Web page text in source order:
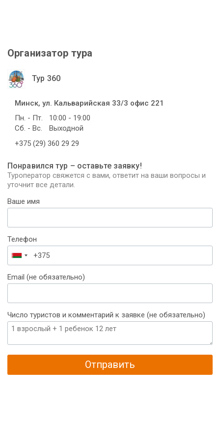
Организатор тура
Тур 360
Минск, ул. Кальварийская 33/3 офис 221
Пн. - Пт.
10:00 - 19:00
Сб. - Вс.
Выходной
+375 (29) 360 29 29
Понравился тур – оставьте заявку!
Туроператор свяжется с вами, ответит на ваши вопросы и
уточнит все детали.
Ваше имя
Телефон
Беларусь
+375
Email (не обязательно)
Число туристов и комментарий к заявке (не обязательно)
Отправить